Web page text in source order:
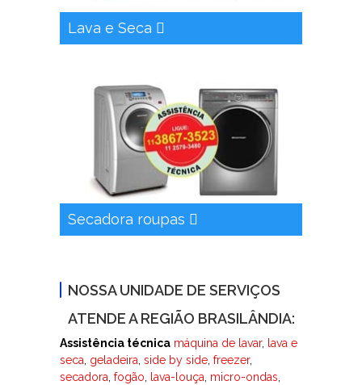
Lava e Seca
Secadora roupas
NOSSA UNIDADE DE SERVIÇOS
ATENDE A REGIÃO BRASILÂNDIA:
Assistência técnica máquina de lavar,
lava e
seca geladeira side by side freezer,
secadora fogão lava-louça micro-ondas